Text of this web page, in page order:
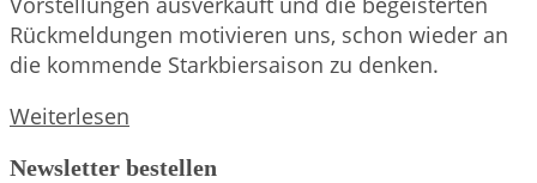
Rückmeldungen motivieren uns, schon wieder an
die kommende Starkbiersaison zu denken.
Weiterlesen
Newsletter bestellen